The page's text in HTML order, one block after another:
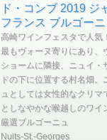
ド・コンブ 2019
フランス ブルゴー
高崎ワインフェスタで人気！
最もヴォーヌ寄りにあり、
ショームに隣接、ニュイ・
ドの下に位置する村名畑
ュとしては女性的なクリマ
としなやかな喉越しのワイ
厳選ブルゴーニュ
Nuits-St.-Georges